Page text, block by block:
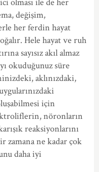
değişim,
her ferdin hayat
Hele hayat ve ruh
sayısız akıl almaz
okuduğunuz süre
aklınızdaki,
için
nöronların
reaksiyonlarını
zamana ne kadar çok
daha iyi